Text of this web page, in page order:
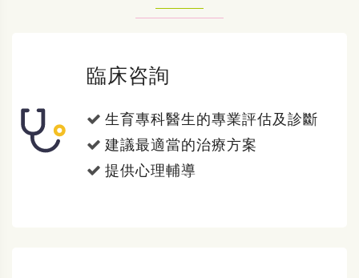
臨床咨詢
生育專科醫生的專業評估及診斷
建議最適當的治療方案
提供心理輔導